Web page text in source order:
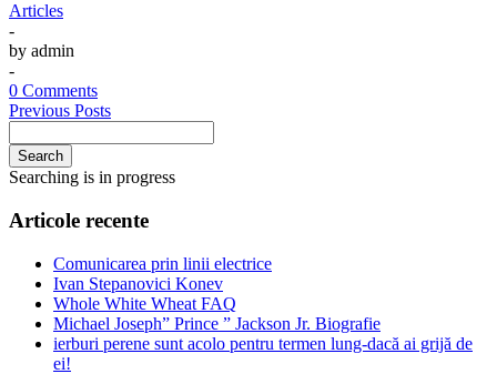
Articles
-
by admin
-
0 Comments
Previous Posts
Search
Searching is in progress
Articole recente
Comunicarea prin linii electrice
Ivan Stepanovici Konev
Whole White Wheat FAQ
Michael Joseph” Prince ” Jackson Jr. Biografie
ierburi perene sunt acolo pentru termen lung-dacă ai grijă de
ei!